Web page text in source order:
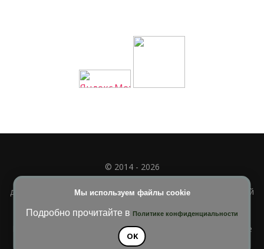
Мы используем файлы cookie
Подробно прочитайте в Политике конфиденциальности
OK
© 2014 - 2026
Полное или частичное использование материала
допускается только при наличии активной и индексируемой
Blossom Diva | РазработанаТемы Blossom
. На платформе
WordPress